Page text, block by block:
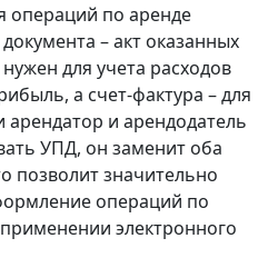
по аренде
– акт оказанных
нужен для учета расходов
а счет-фактура – для
арендатор и арендодатель
УПД, он заменит оба
позволит значительно
операций по
электронного